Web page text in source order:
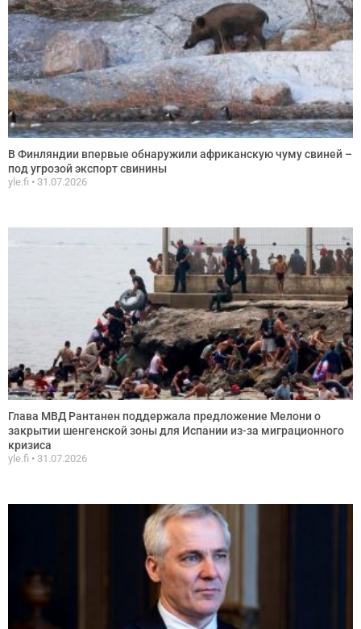
В Финляндии впервые обнаружили африканскую чуму свиней –
под угрозой экспорт свинины
yle.fi 31.07.2026
Глава МВД Рантанен поддержала предложение Мелони о
закрытии шенгенской зоны для Испании из-за миграционного
кризиса
yle.fi 31.07.2026